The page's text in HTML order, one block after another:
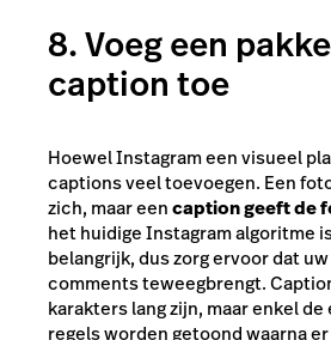
8. Voeg een
caption toe
Hoewel Instagram een visueel
captions veel toevoegen. Een
zich, maar eencaption geeft de
het huidige Instagram algoritme
belangrijk, dus zorg ervoor dat
comments teweegbrengt.
karakters lang zijn, maar enkel
regels worden getoond waarna